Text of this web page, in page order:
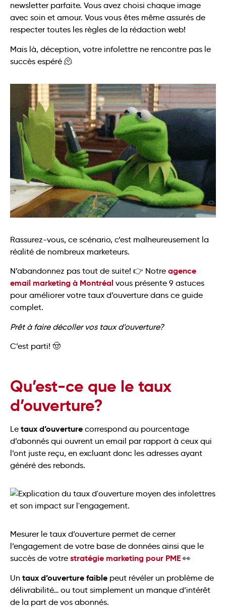
newsletter parfaite. Vous avez choisi chaque image
avec soin et amour. Vous vous êtes même assurés de
respecter toutes les règles de la rédaction web!
Mais là, déception, votre infolettre ne rencontre pas le
succès espéré 🫠
Rassurez-vous, ce scénario, c’est malheureusement la
réalité de nombreux marketeurs.
N’abandonnez pas tout de suite! 👉 Notre agence
email marketing à Montréal vous présente 9 astuces
pour améliorer votre taux d’ouverture dans ce guide
complet.
Prêt à faire décoller vos taux d’ouverture?
C’est parti! 🤠
Qu’est-ce que le taux
d’ouverture?
Le taux d’ouverture correspond au pourcentage
d’abonnés qui ouvrent un email par rapport à ceux qui
l’ont juste reçu, en excluant donc les adresses ayant
généré des rebonds.
Mesurer le taux d’ouverture permet de cerner
l’engagement de votre base de données ainsi que le
succès de votre stratégie marketing pour PME 👀
Un taux d’ouverture faible peut révéler un problème de
délivrabilité… ou tout simplement un manque d’intérêt
de la part de vos abonnés.